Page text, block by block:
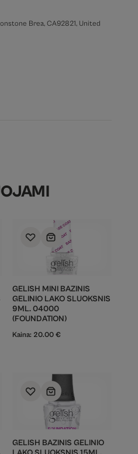
Brea, CA92821, United
GELISH MINI BAZINIS
GELINIO LAKO SLUOKSNIS
9ML. 04000
(FOUNDATION)
Kaina: 20.00 €
GELISH BAZINIS GELINIO